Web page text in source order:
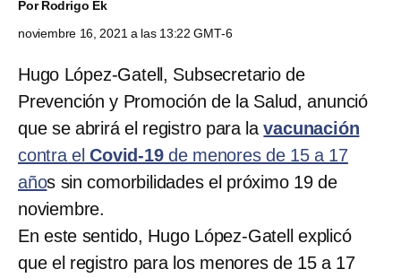
PorRodrigo Ek
noviembre 16, 2021 a las 13:22 GMT-6
Hugo López-Gatell, Subsecretario de
Prevención y Promoción de la Salud, anunció
que se abrirá el registro para lavacunación
contra el Covid-19de menores de 15 a 17
años sin comorbilidades el próximo 19 de
noviembre.
En este sentido, Hugo López-Gatell explicó
que el registro para los menores de 15 a 17